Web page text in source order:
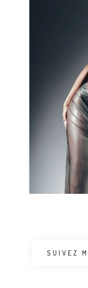
SUIVEZ